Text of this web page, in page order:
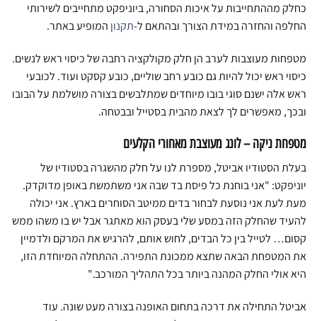
כחלק מההתחייבות על איכות הסחורה, ביוניפקט מתחייבים לשירותי
החלפה והחזרה במידת הצורך ובהתאם ל-תקנון המופיע באתר.
מטפחות מעוצבות לערב הן חלק מקולקציה רחבה של כיסוי ראש לנשים.
כיסוי ראש יכול להיות גם כובע רחב שוליים, כובע קסקט ועוד. לכובעי
ראש אלה ישנם סוגי בובו מיוחדים שמתלבשים בצורה מושלמת על הבובו
ובכך, מאפשרים לך לצאת מהבית בסטייל ובבטחה.
מטפחת ניקה – לונג מעוצבת מאחורי הקלעים
בעלת הסטודיו אביטל, מספרת לנו על חלק מהשגרה בסטודיו של
יוניפקט: "אני בוחנת כל פיסת בד שבה אני משתמשת באופן מדוקדק.
מעת לעת אני נוסעת לבחור בדים ממיטב הסוחרים בארץ. אני יכולה
להעיד שהחלק הזה במסע שלי בעסק הוא מאתגר אבל יש בו משהו ממש
קסום… לטייל בין כל הבדים, לחוש אותם, להרגיש את המרקם ולדמיין
את המטפחת הבאה שתצא ממכונת התפירה. ההתחלה המיוחדת הזו,
היא אולי החלק המהנה ביותר בכל התהליך המורכב."
אביטל התחילה את דרכה בתחום האופנה בצורה מעט שונה. עוד